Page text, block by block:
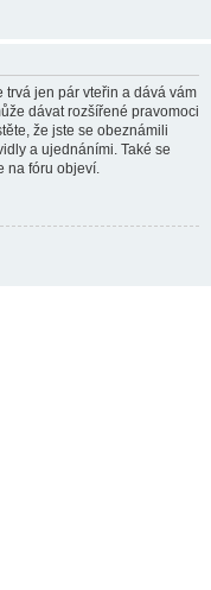
trvá jen pár vteřin a dává vám
dávat rozšířené pravomoci
že jste se obeznámili
a ujednáními. Také se
na fóru objeví.